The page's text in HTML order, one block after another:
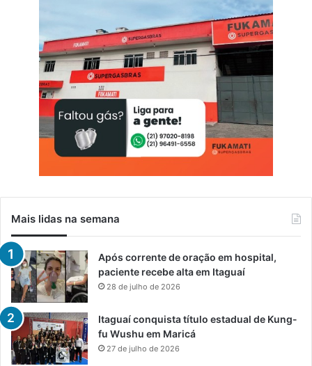
Mais lidas na semana
Após corrente de oração em hospital,
paciente recebe alta em Itaguaí
28 de julho de 2026
Itaguaí conquista título estadual de Kung-
fu Wushu em Maricá
27 de julho de 2026